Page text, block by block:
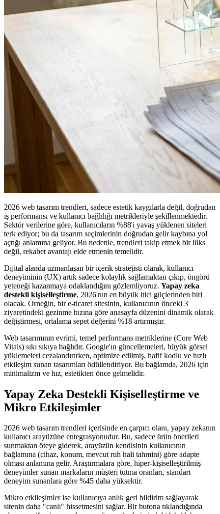
2026 web tasarım trendleri, sadece estetik kaygılarla değil, doğrudan
iş performansı ve kullanıcı bağlılığı metrikleriyle şekillenmektedir.
Sektör verilerine göre, kullanıcıların %88'i yavaş yüklenen siteleri
terk ediyor; bu da tasarım seçimlerinin doğrudan gelir kaybına yol
açtığı anlamına geliyor. Bu nedenle, trendleri takip etmek bir lüks
değil, rekabet avantajı elde etmenin temelidir.
Dijital alanda uzmanlaşan bir içerik stratejisti olarak, kullanıcı
deneyiminin (UX) artık sadece kolaylık sağlamaktan çıkıp, öngörü
yeteneği kazanmaya odaklandığını gözlemliyoruz. Yapay zeka
destekli kişiselleştirme, 2026'nın en büyük itici güçlerinden biri
olacak. Örneğin, bir e-ticaret sitesinin, kullanıcının önceki 3
ziyaretindeki gezinme hızına göre anasayfa düzenini dinamik olarak
değiştirmesi, ortalama sepet değerini %18 artırmıştır.
Web tasarımının evrimi, temel performans metriklerine (Core Web
Vitals) sıkı sıkıya bağlıdır. Google'ın güncellemeleri, büyük görsel
yüklemeleri cezalandırırken, optimize edilmiş, hafif kodlu ve hızlı
etkileşim sunan tasarımları ödüllendiriyor. Bu bağlamda, 2026 için
minimalizm ve hız, estetikten önce gelmelidir.
Yapay Zeka Destekli Kişiselleştirme ve
Mikro Etkileşimler
2026 web tasarım trendleri içerisinde en çarpıcı olanı, yapay zekanın
kullanıcı arayüzüne entegrasyonudur. Bu, sadece ürün önerileri
sunmaktan öteye giderek, arayüzün kendisinin kullanıcının
bağlamına (cihaz, konum, mevcut ruh hali tahmini) göre adapte
olması anlamına gelir. Araştırmalara göre, hiper-kişiselleştirilmiş
deneyimler sunan markaların müşteri tutma oranları, standart
deneyim sunanlara göre %45 daha yüksektir.
Mikro etkileşimler ise kullanıcıya anlık geri bildirim sağlayarak
sitenin daha "canlı" hissetmesini sağlar. Bir butona tıklandığında